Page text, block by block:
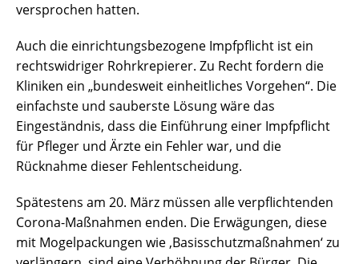
versprochen hatten.
Auch die einrichtungsbezogene Impfpflicht ist ein
rechtswidriger Rohrkrepierer. Zu Recht fordern die
Kliniken ein „bundesweit einheitliches Vorgehen“. Die
einfachste und sauberste Lösung wäre das
Eingeständnis, dass die Einführung einer Impfpflicht
für Pfleger und Ärzte ein Fehler war, und die
Rücknahme dieser Fehlentscheidung.
Spätestens am 20. März müssen alle verpflichtenden
Corona-Maßnahmen enden. Die Erwägungen, diese
mit Mogelpackungen wie ‚Basisschutzmaßnahmen‘ zu